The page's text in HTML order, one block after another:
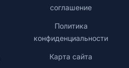
соглашение
Политика
конфиденциальности
Карта сайта